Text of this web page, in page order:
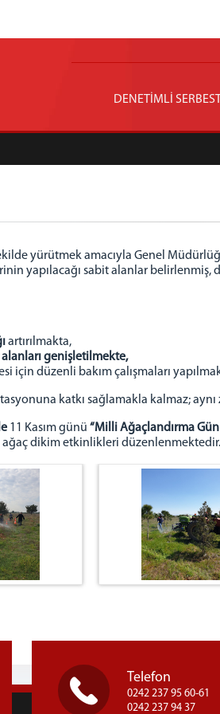
DENETİMLİ
yürütmek amacıyla Genel
yapılacağı sabit alanlar belirlenmiş,
artırılmakta,
genişletilmekte,
için düzenli bakım çalışmaları
katkı sağlamakla kalmaz;
11 Kasım günü “Milli Ağaçlandırma
ağaç dikim etkinlikleri düzenlenmektedir.
Telefon
0242 237 95 60-61
0242 237 94 37